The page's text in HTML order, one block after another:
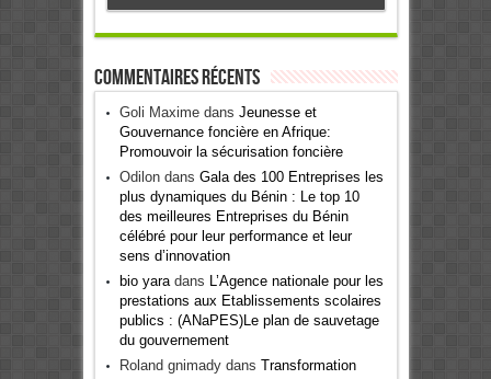
Commentaires récents
Goli Maximedans Jeunesse et
Gouvernance foncière en Afrique:
Promouvoir la sécurisation foncière
Odilondans Gala des 100 Entreprises les
plus dynamiques du Bénin : Le top 10
des meilleures Entreprises du Bénin
célébré pour leur performance et leur
sens d’innovation
bio yaradans L’Agence nationale pour les
prestations aux Etablissements scolaires
publics : (ANaPES)Le plan de sauvetage
du gouvernement
Roland gnimadydans Transformation